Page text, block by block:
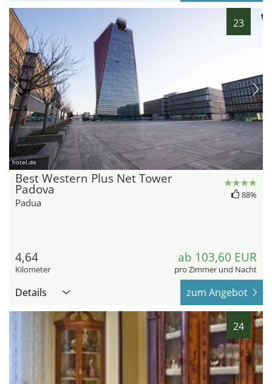
23
hotel.de
Best Western Plus Net Tower
Padova
Padua
88%
4,64
Kilometer
ab 103,60 EUR
pro Zimmer und Nacht
Details zum Angebot
24